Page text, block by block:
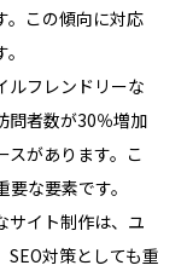
。この傾向に対応
ルフレンドリーな
問者数が30％増加
スがあります。こ
な要素です。
サイト制作は、ユ
対策としても重